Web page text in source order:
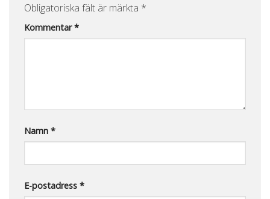
Obligatoriska fält är märkta *
Kommentar*
Namn *
E-postadress *